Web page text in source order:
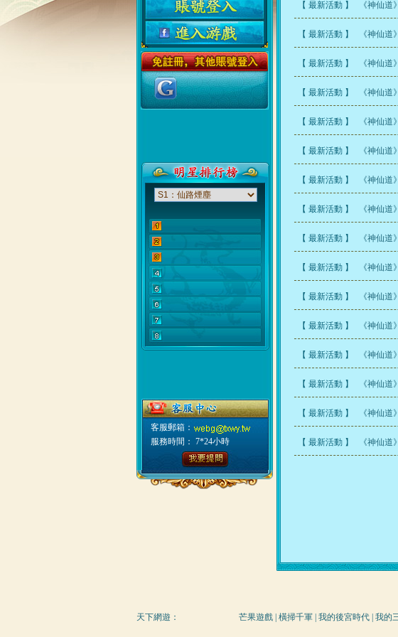
客服郵箱：
服務時間： 7*24小時
【 最新活動 】 《神仙道
【 最新活動 】 《神仙道
【 最新活動 】 《神仙道
【 最新活動 】 《神仙道
【 最新活動 】 《神仙道
【 最新活動 】 《神仙道
【 最新活動 】 《神仙道
【 最新活動 】 《神仙道
【 最新活動 】 《神仙道
【 最新活動 】 《神仙道
【 最新活動 】 《神仙道
【 最新活動 】 《神仙道
【 最新活動 】 《神仙道
【 最新活動 】 《神仙道
【 最新活動 】 《神仙道
【 最新活動 】 《神仙道
天下網遊 ： 芒果遊戲 橫掃千軍 我的後宮時代 我的